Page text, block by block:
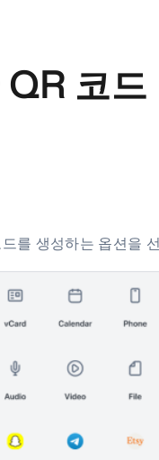
코
를 생성하는 옵션을